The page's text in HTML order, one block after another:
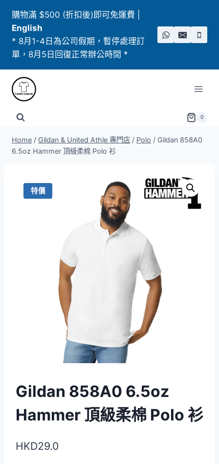
content
購物滿 $500 (折扣後)即可免運費
English
* 8月1-4日為公司假期，暫停處理訂
單，8月5日回復正常辦公時間 *
0
Home / Gildan & United Athle 專門店 / Polo / Gildan 858A0
6.5oz Hammer 頂級柔棉 Polo 衫
特價
Gildan 858A0 6.5oz
Hammer 頂級柔棉 Polo 衫
HKD29.0